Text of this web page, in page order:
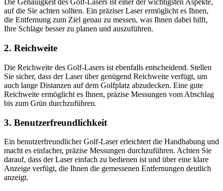
Die Genauigkeit des Golf-Lasers ist einer der wichtigsten Aspekte,
auf die Sie achten sollten. Ein präziser Laser ermöglicht es Ihnen,
die Entfernung zum Ziel genau zu messen, was Ihnen dabei hilft,
Ihre Schläge besser zu planen und auszuführen.
2. Reichweite
Die Reichweite des Golf-Lasers ist ebenfalls entscheidend. Stellen
Sie sicher, dass der Laser über genügend Reichweite verfügt, um
auch lange Distanzen auf dem Golfplatz abzudecken. Eine gute
Reichweite ermöglicht es Ihnen, präzise Messungen vom Abschlag
bis zum Grün durchzuführen.
3. Benutzerfreundlichkeit
Ein benutzerfreundlicher Golf-Laser erleichtert die Handhabung und
macht es einfacher, präzise Messungen durchzuführen. Achten Sie
darauf, dass der Laser einfach zu bedienen ist und über eine klare
Anzeige verfügt, die Ihnen die gemessenen Entfernungen deutlich
anzeigt.